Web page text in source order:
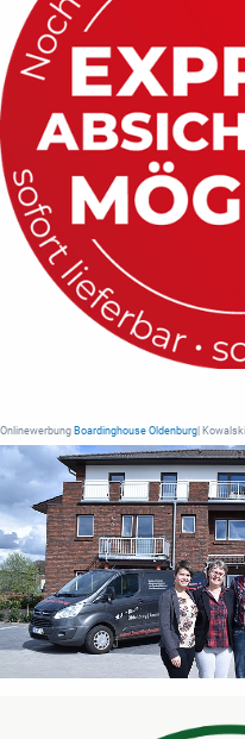
Onlinewerbung Boardinghouse Oldenburg | Kowalski